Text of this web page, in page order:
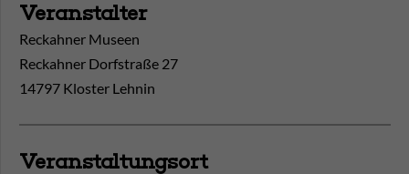
Veranstalter
Reckahner Museen
Reckahner Dorfstraße 27
14797 Kloster Lehnin
Veranstaltungsort